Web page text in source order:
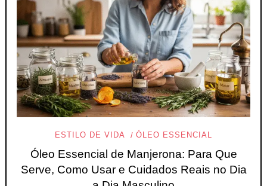
ESTILO DE VIDA ÓLEO ESSENCIAL
Óleo Essencial de Manjerona: Para Que
Serve, Como Usar e Cuidados Reais no Dia